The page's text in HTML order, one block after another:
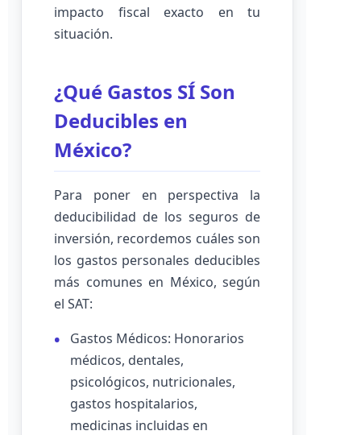
impacto fiscal exacto en tu
situación.
¿Qué Gastos SÍ Son
Deducibles en
México?
Para poner en perspectiva la
deducibilidad de los seguros de
inversión, recordemos cuáles son
los gastos personales deducibles
más comunes en México, según
el SAT:
Gastos Médicos: Honorarios
médicos, dentales,
psicológicos, nutricionales,
gastos hospitalarios,
medicinas incluidas en